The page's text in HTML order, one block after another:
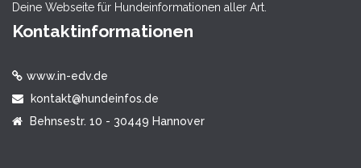
Deine Webseite für Hundeinformationen aller Art.
Kontaktinformationen
www.in-edv.de
kontakt@hundeinfos.de
Behnsestr. 10 - 30449 Hannover